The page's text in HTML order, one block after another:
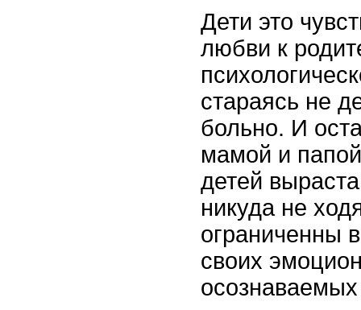
Дети это
любви к
стараясь не
больно. И
мамой и
детей
никуда не
ограниченны
своих